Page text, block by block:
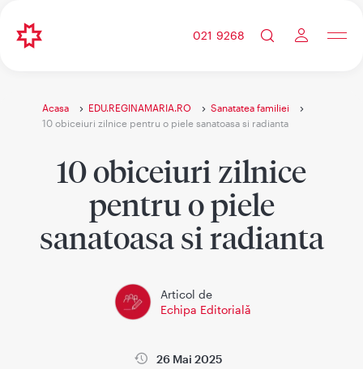
021 9268
Acasa EDU.REGINAMARIA.RO
Sanatatea familiei
10 obiceiuri zilnice pentru o piele sanatoasa si radianta
10 obiceiuri zilnice
pentru o piele
sanatoasa si radianta
Articol de
Echipa Editorială
26 Mai 2025